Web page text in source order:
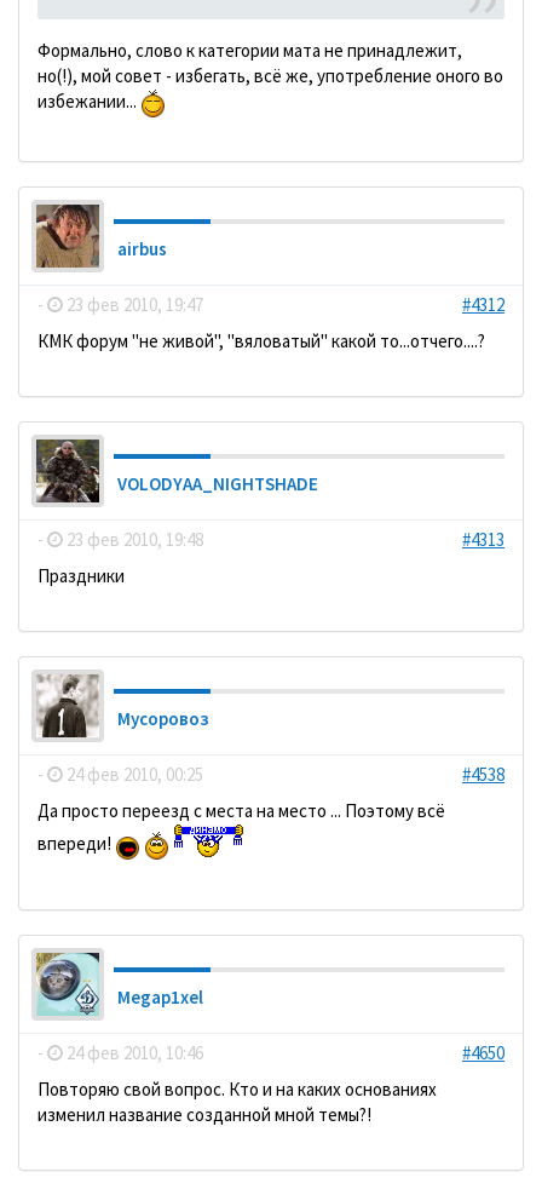
Формально, слово к категории мата не принадлежит,
но(!), мой совет - избегать, всё же, употребление оного во
избежании...
airbus
- 23 фев 2010, 19:47
#4312
КМК форум "не живой", "вяловатый" какой то...отчего....?
VOLODYAA_NIGHTSHADE
- 23 фев 2010, 19:48
#4313
Праздники
Мусоровоз
- 24 фев 2010, 00:25
#4538
Да просто переезд с места на место ... Поэтому всё
впереди!
Megap1xel
- 24 фев 2010, 10:46
#4650
Повторяю свой вопрос. Кто и на каких основаниях
изменил название созданной мной темы?!